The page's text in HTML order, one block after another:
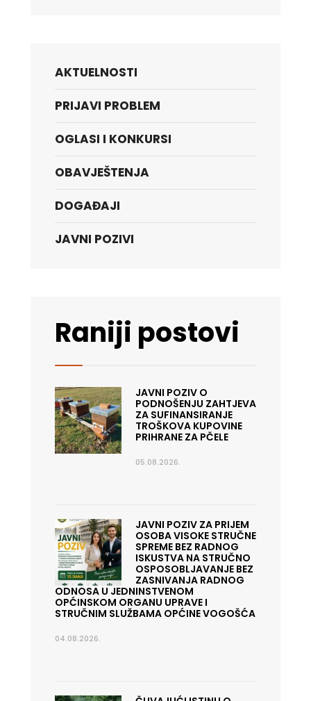
AKTUELNOSTI
PRIJAVI PROBLEM
OGLASI I KONKURSI
OBAVJEŠTENJA
DOGAĐAJI
JAVNI POZIVI
Raniji postovi
JAVNI POZIV O
PODNOŠENJU ZAHTJEVA
ZA SUFINANSIRANJE
TROŠKOVA KUPOVINE
PRIHRANE ZA PČELE
05.08.2026.
JAVNI POZIV ZA PRIJEM
OSOBA VISOKE STRUČNE
SPREME BEZ RADNOG
ISKUSTVA NA STRUČNO
OSPOSOBLJAVANJE BEZ
ZASNIVANJA RADNOG
ODNOSA U JEDNINSTVENOM
OPĆINSKOM ORGANU UPRAVE I
STRUČNIM SLUŽBAMA OPĆINE VOGOŠĆA
04.08.2026.